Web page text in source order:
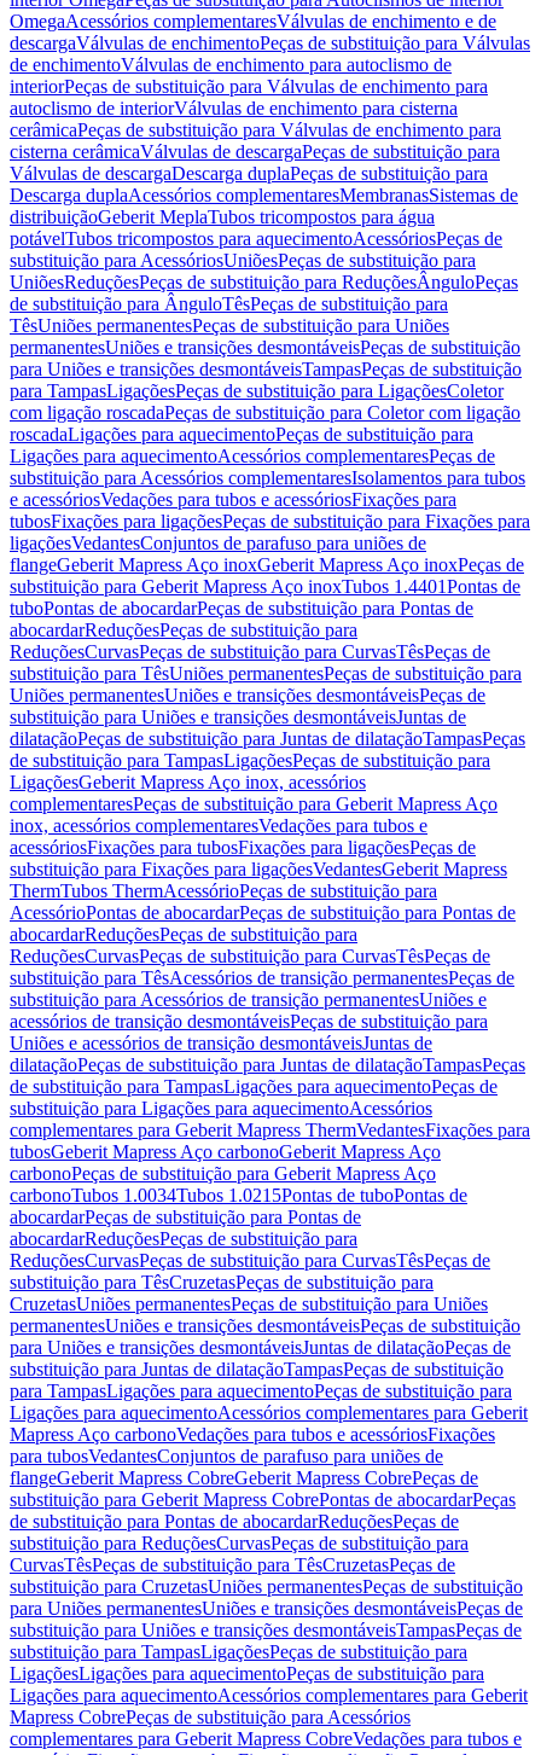
OmegaAcessórios complementaresVálvulas de enchimento e de
descargaVálvulas de enchimentoPeças de substituição para Válvulas
de enchimentoVálvulas de enchimento para autoclismo de
interiorPeças de substituição para Válvulas de enchimento para
autoclismo de interiorVálvulas de enchimento para cisterna
cerâmicaPeças de substituição para Válvulas de enchimento para
cisterna cerâmicaVálvulas de descargaPeças de substituição para
Válvulas de descargaDescarga duplaPeças de substituição para
Descarga duplaAcessórios complementaresMembranasSistemas de
distribuiçãoGeberit MeplaTubos tricompostos para água
potávelTubos tricompostos para aquecimentoAcessóriosPeças de
substituição para AcessóriosUniõesPeças de substituição para
UniõesReduçõesPeças de substituição para ReduçõesÂnguloPeças
de substituição para ÂnguloTêsPeças de substituição para
TêsUniões permanentesPeças de substituição para Uniões
permanentesUniões e transições desmontáveisPeças de substituição
para Uniões e transições desmontáveisTampasPeças de substituição
para TampasLigaçõesPeças de substituição para LigaçõesColetor
com ligação roscadaPeças de substituição para Coletor com ligação
roscadaLigações para aquecimentoPeças de substituição para
Ligações para aquecimentoAcessórios complementaresPeças de
substituição para Acessórios complementaresIsolamentos para tubos
e acessóriosVedações para tubos e acessóriosFixações para
tubosFixações para ligaçõesPeças de substituição para Fixações para
ligaçõesVedantesConjuntos de parafuso para uniões de
flangeGeberit Mapress Aço inoxGeberit Mapress Aço inoxPeças de
substituição para Geberit Mapress Aço inoxTubos 1.4401Pontas de
tuboPontas de abocardarPeças de substituição para Pontas de
abocardarReduçõesPeças de substituição para
ReduçõesCurvasPeças de substituição para CurvasTêsPeças de
substituição para TêsUniões permanentesPeças de substituição para
Uniões permanentesUniões e transições desmontáveisPeças de
substituição para Uniões e transições desmontáveisJuntas de
dilataçãoPeças de substituição para Juntas de dilataçãoTampasPeças
de substituição para TampasLigaçõesPeças de substituição para
LigaçõesGeberit Mapress Aço inox, acessórios
complementaresPeças de substituição para Geberit Mapress Aço
inox, acessórios complementaresVedações para tubos e
acessóriosFixações para tubosFixações para ligaçõesPeças de
substituição para Fixações para ligaçõesVedantesGeberit Mapress
ThermTubos ThermAcessórioPeças de substituição para
AcessórioPontas de abocardarPeças de substituição para Pontas de
abocardarReduçõesPeças de substituição para
ReduçõesCurvasPeças de substituição para CurvasTêsPeças de
substituição para TêsAcessórios de transição permanentesPeças de
substituição para Acessórios de transição permanentesUniões e
acessórios de transição desmontáveisPeças de substituição para
Uniões e acessórios de transição desmontáveisJuntas de
dilataçãoPeças de substituição para Juntas de dilataçãoTampasPeças
de substituição para TampasLigações para aquecimentoPeças de
substituição para Ligações para aquecimentoAcessórios
complementares para Geberit Mapress ThermVedantesFixações para
tubosGeberit Mapress Aço carbonoGeberit Mapress Aço
carbonoPeças de substituição para Geberit Mapress Aço
carbonoTubos 1.0034Tubos 1.0215Pontas de tuboPontas de
abocardarPeças de substituição para Pontas de
abocardarReduçõesPeças de substituição para
ReduçõesCurvasPeças de substituição para CurvasTêsPeças de
substituição para TêsCruzetasPeças de substituição para
CruzetasUniões permanentesPeças de substituição para Uniões
permanentesUniões e transições desmontáveisPeças de substituição
para Uniões e transições desmontáveisJuntas de dilataçãoPeças de
substituição para Juntas de dilataçãoTampasPeças de substituição
para TampasLigações para aquecimentoPeças de substituição para
Ligações para aquecimentoAcessórios complementares para Geberit
Mapress Aço carbonoVedações para tubos e acessóriosFixações
para tubosVedantesConjuntos de parafuso para uniões de
flangeGeberit Mapress CobreGeberit Mapress CobrePeças de
substituição para Geberit Mapress CobrePontas de abocardarPeças
de substituição para Pontas de abocardarReduçõesPeças de
substituição para ReduçõesCurvasPeças de substituição para
CurvasTêsPeças de substituição para TêsCruzetasPeças de
substituição para CruzetasUniões permanentesPeças de substituição
para Uniões permanentesUniões e transições desmontáveisPeças de
substituição para Uniões e transições desmontáveisTampasPeças de
substituição para TampasLigaçõesPeças de substituição para
LigaçõesLigações para aquecimentoPeças de substituição para
Ligações para aquecimentoAcessórios complementares para Geberit
Mapress CobrePeças de substituição para Acessórios
complementares para Geberit Mapress CobreVedações para tubos e